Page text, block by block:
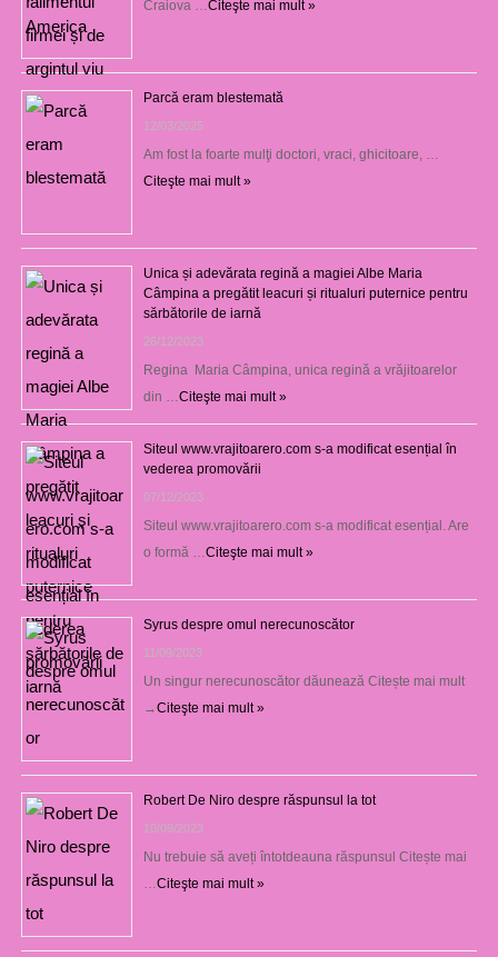
Craiova … Citeşte mai mult »
Parcă eram blestemată
12/03/2025
Am fost la foarte mulţi doctori, vraci, ghicitoare, …
Citeşte mai mult »
Unica și adevărata regină a magiei Albe Maria
Câmpina a pregătit leacuri și ritualuri puternice pentru
sărbătorile de iarnă
26/12/2023
Regina Maria Câmpina, unica regină a vrăjitoarelor
din … Citeşte mai mult »
Siteul www.vrajitoarero.com s-a modificat esențial în
vederea promovării
07/12/2023
Siteul www.vrajitoarero.com s-a modificat esențial. Are
o formă … Citeşte mai mult »
Syrus despre omul nerecunoscător
11/09/2023
Un singur nerecunoscător dăunează Citește mai mult
→Citeşte mai mult »
Robert De Niro despre răspunsul la tot
10/09/2023
Nu trebuie să aveți întotdeauna răspunsul Citește mai
Citeşte mai mult »